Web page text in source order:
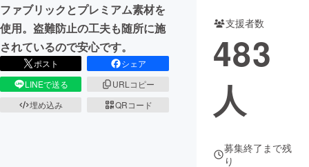
ファブリックとプレミアム素材を
使用。盗難防止の工夫も随所に施
されているので安心です。
ポスト
シェア
LINEで送る
URLコピー
埋め込み
QRコード
支援者数
483
人
募集終了まで残
り